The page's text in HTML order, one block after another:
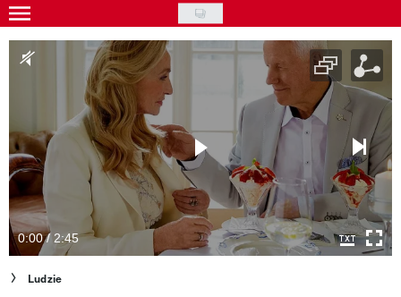
Skip
to
main
Gwiazdy
Uroda
Styl życia
Kultura
Wideo
0:00 / 2:45
Ludzie